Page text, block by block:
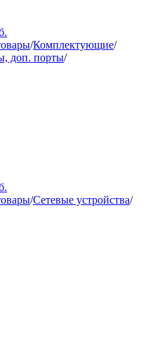
/Комплектующие/
доп. порты/
/Сетевые устройства/